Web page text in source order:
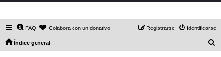
FAQ Colabora con un donativo Identificarse
Registrarse
Índice general